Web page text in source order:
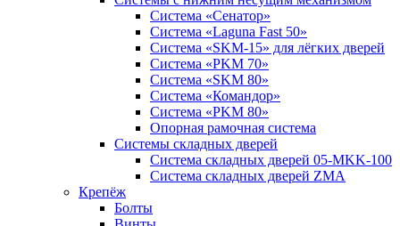
Система «Сенатор»
Система «Laguna Fast 50»
Система «SKM-15» для лёгких дверей
Система «PKM 70»
Система «SKM 80»
Система «Командор»
Система «PKM 80»
Опорная рамочная система
Системы складных дверей
Система складных дверей 05-MKK-100
Система складных дверей ZMA
Крепёж
Болты